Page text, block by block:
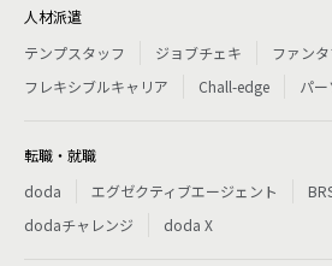
人材派遣
テンプスタッフ
ジョブチェキ
ファン
フレキシブルキャリア
Chall-edge パ
転職・就職
doda
エグゼクティブエージェント
dodaチャレンジ
doda X